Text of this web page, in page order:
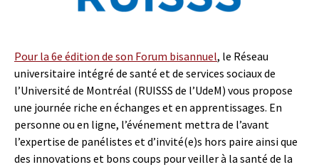
Pour la 6e édition de son Forum bisannuel, le Réseau
universitaire intégré de santé et de services sociaux de
l’Université de Montréal (RUISSS de l’UdeM) vous propose
une journée riche en échanges et en apprentissages. En
personne ou en ligne, l’événement mettra de l’avant
l’expertise de panélistes et d’invité(e)s hors paire ainsi que
des innovations et bons coups pour veiller à la santé de la